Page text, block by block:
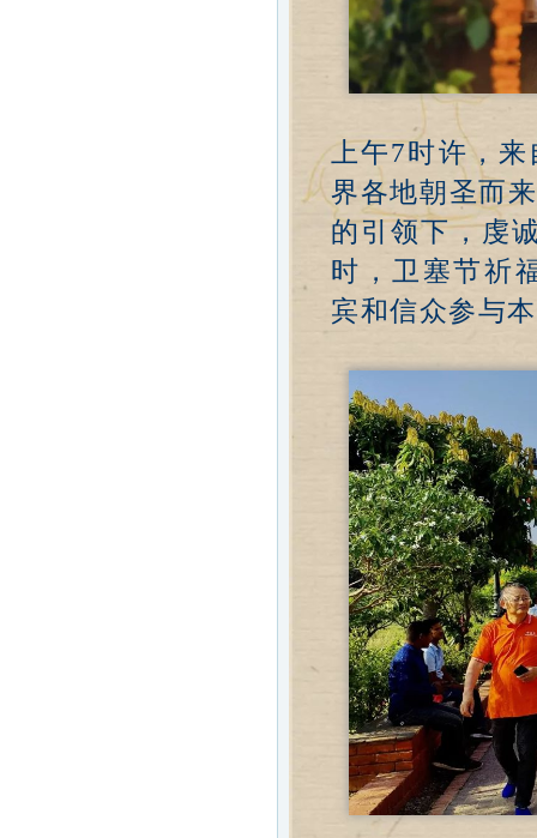
上午7时许，
界各地朝圣而
的引领下，虔
时，卫塞节祈
宾和信众参与